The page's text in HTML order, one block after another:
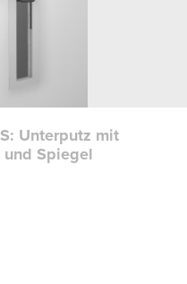
Unterputz mit
Spiegel